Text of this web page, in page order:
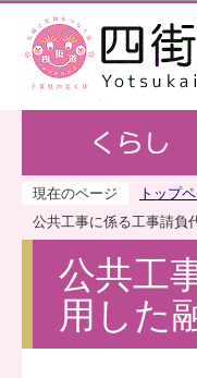
現在のページ トップ
公共工事に係る工事請負
公共工
用した